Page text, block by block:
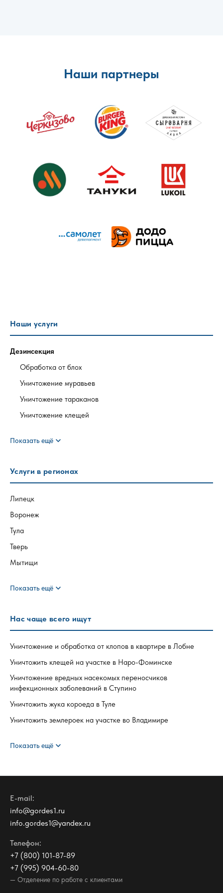
Наши партнеры
Наши услуги
Дезинсекция
Обработка от блох
Уничтожение муравьев
Уничтожение тараканов
Уничтожение клещей
Показать ещё expand_more
Услуги в регионах
Липецк
Воронеж
Тула
Тверь
Мытищи
Показать ещё expand_more
Нас чаще всего ищут
Уничтожение и обработка от клопов в квартире в Лобне
Уничтожить клещей на участке в Наро-Фоминске
Уничтожение вредных насекомых переносчиков
инфекционных заболеваний в Ступино
Уничтожить жука короеда в Туле
Уничтожить землероек на участке во Владимире
Показать ещё expand_more
E-mail:
info@gordes1.ru
info.gordes1@yandex.ru
Телефон:
+7 (800) 101-87-89
+7 (995) 904-60-80
— Отделение по работе с клиентами